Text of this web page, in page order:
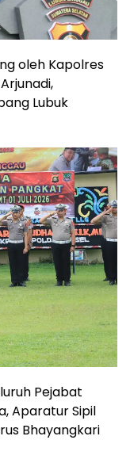
oleh Kapolres
Lubuk
Pejabat
Aparatur Sipil
Bhayangkari